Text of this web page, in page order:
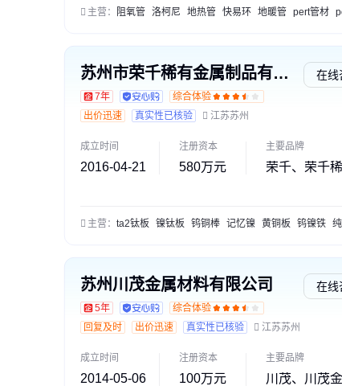
主营： 阻氧管 洛柯尼 地热管 快易环 地暖管 pert管材
苏州市荣千稀有金属制品有限公司
7年 综合体验
在线
出价迅速 真实性已核验 江苏苏州
成立时间
2016-04-21
注册资本
580万元
主要品牌
荣千、荣千
主营： ta2钛板 镍钛板 钨铜棒 记忆镍 黄铜板 钨镍铁
苏州川茂金属材料有限公司
5年 综合体验
在线
回复及时 出价迅速 真实性已核验 江苏苏州
成立时间
2014-05-06
注册资本
100万元
主要品牌
川茂、川茂